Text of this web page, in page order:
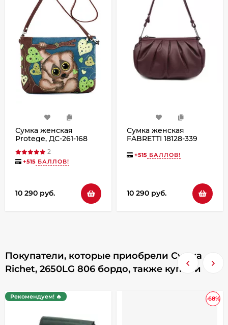
Сумка женская
Protege, ДС-261-168
2
+515 БАЛЛОВ!
10 290 руб.
Сумка женская
FABRETTI 18128-339
+515 БАЛЛОВ!
10 290 руб.
Покупатели, которые приобрели Сумка
Richet, 2650LG 806 бордо, также купили
Рекомендуем! 🔥 -68%